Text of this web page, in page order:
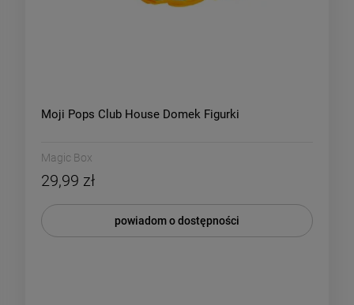
Moji Pops Club House Domek Figurki
Magic Box
29,99 zł
powiadom o dostępności